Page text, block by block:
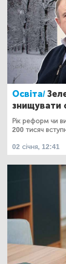
Освіта/
знищувати
Рік реформ чи
200 тисяч
02 січня, 12:41